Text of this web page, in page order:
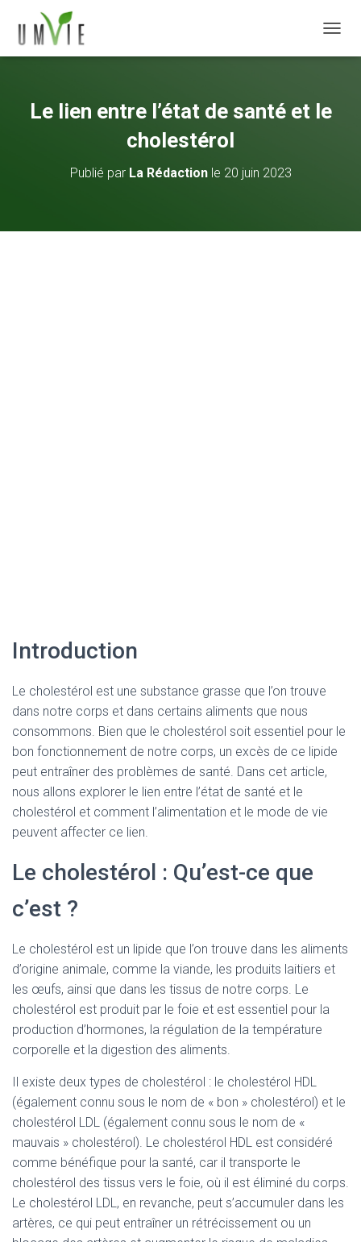
Le lien entre l’état de santé et le
cholestérol
Publié par La Rédactionle 20 juin 2023
Introduction
Le cholestérol est une substance grasse que l’on trouve
dans notre corps et dans certains aliments que nous
consommons. Bien que le cholestérol soit essentiel pour le
bon fonctionnement de notre corps, un excès de ce lipide
peut entraîner des problèmes de santé. Dans cet article,
nous allons explorer le lien entre l’état de santé et le
cholestérol et comment l’alimentation et le mode de vie
peuvent affecter ce lien.
Le cholestérol : Qu’est-ce que
c’est ?
Le cholestérol est un lipide que l’on trouve dans les aliments
d’origine animale, comme la viande, les produits laitiers et
les œufs, ainsi que dans les tissus de notre corps. Le
cholestérol est produit par le foie et est essentiel pour la
production d’hormones, la régulation de la température
corporelle et la digestion des aliments.
Il existe deux types de cholestérol : le cholestérol HDL
(également connu sous le nom de « bon » cholestérol) et le
cholestérol LDL (également connu sous le nom de «
mauvais » cholestérol). Le cholestérol HDL est considéré
comme bénéfique pour la santé, car il transporte le
cholestérol des tissus vers le foie, où il est éliminé du corps.
Le cholestérol LDL, en revanche, peut s’accumuler dans les
artères, ce qui peut entraîner un rétrécissement ou un